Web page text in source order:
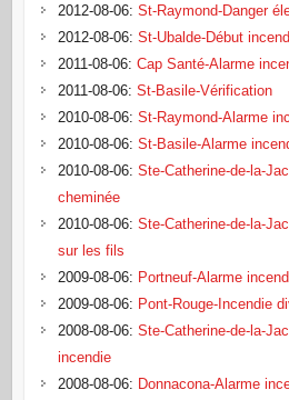
2012-08-06: St-Raymond-Danger
2012-08-06: St-Ubalde-Début
2011-08-06: Cap Santé-Alarme
2011-08-06: St-Basile-Vérification
2010-08-06: St-Raymond-Alarme
2010-08-06: St-Basile-Alarme
2010-08-06: Ste-Catherine-de-la-
cheminée
2010-08-06: Ste-Catherine-de-la-
sur les fils
2009-08-06: Portneuf-Alarme
2009-08-06: Pont-Rouge-Incendie
2008-08-06: Ste-Catherine-de-la-
incendie
2008-08-06: Donnacona-Alarme